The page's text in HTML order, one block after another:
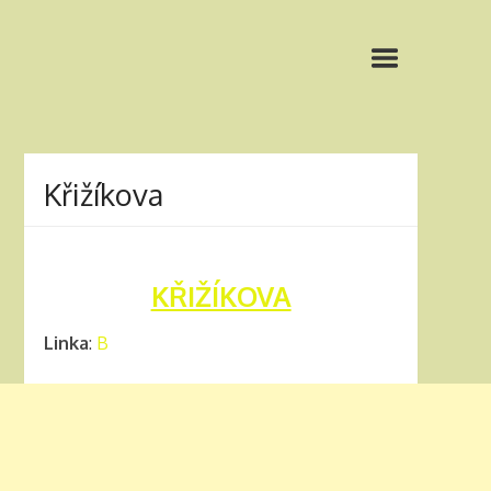
Křižíkova
KŘIŽÍKOVA
Linka: B